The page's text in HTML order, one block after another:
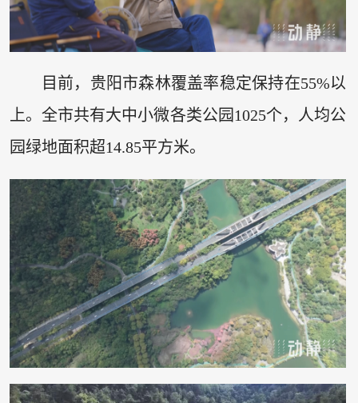
目前，贵阳市森林覆盖率稳定保持在55%以
上。全市共有大中小微各类公园1025个，人均公
园绿地面积超14.85平方米。